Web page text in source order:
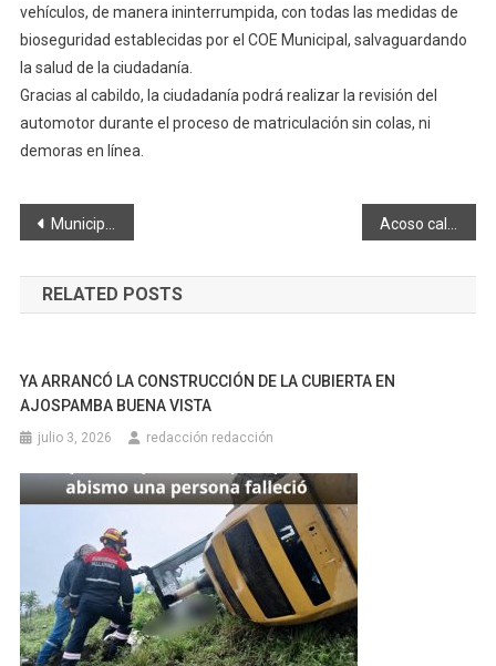
vehículos, de manera ininterrumpida, con todas las medidas de
bioseguridad establecidas por el COE Municipal, salvaguardando
la salud de la ciudadanía.
Gracias al cabildo, la ciudadanía podrá realizar la revisión del
automotor durante el proceso de matriculación sin colas, ni
demoras en línea.
Navegación
de
entradas
Municipalidad conoció sobre proyecto Centro Violeta
RELATED POSTS
YA ARRANCÓ LA CONSTRUCCIÓN DE LA CUBIERTA EN
AJOSPAMBA BUENA VISTA
julio 3, 2026 redacción redacción